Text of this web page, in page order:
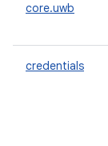
core.uwb
credentials